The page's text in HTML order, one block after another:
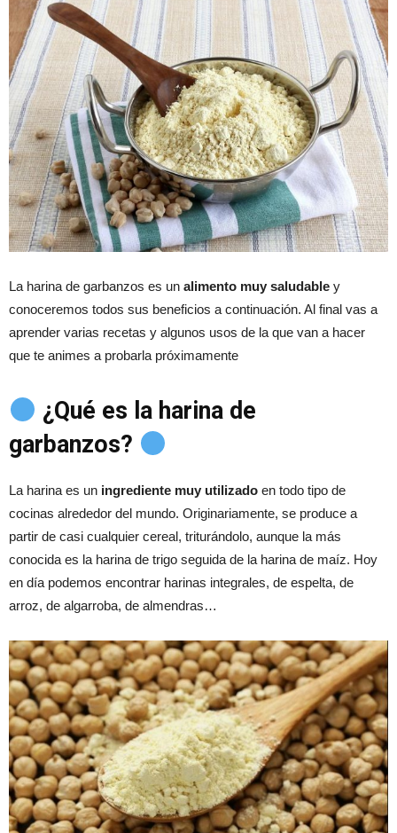
La harina de garbanzos es un alimento muy saludable y
conoceremos todos sus beneficios a continuación. Al final vas a
aprender varias recetas y algunos usos de la que van a hacer
que te animes a probarla próximamente
¿Qué es la harina de
garbanzos?
La harina es un ingrediente muy utilizado en todo tipo de
cocinas alrededor del mundo. Originariamente, se produce a
partir de casi cualquier cereal, triturándolo, aunque la más
conocida es la harina de trigo seguida de la harina de maíz. Hoy
en día podemos encontrar harinas integrales, de espelta, de
arroz, de algarroba, de almendras…